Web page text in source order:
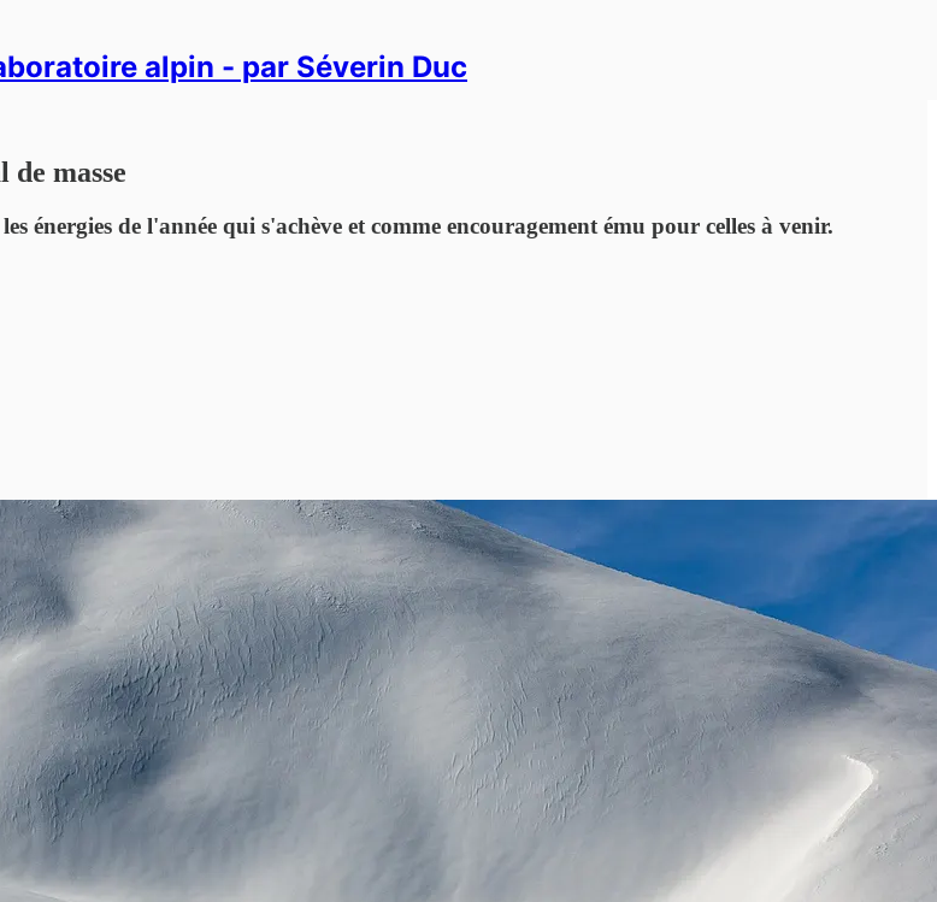
alpin - par Séverin Duc
masse
de l'année qui s'achève et comme encouragement ému pour celles à venir.